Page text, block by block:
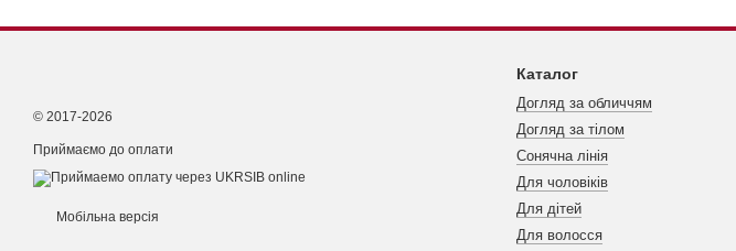
© 2017-2026
Приймаємо до оплати
Мобільна версія
Каталог
Догляд за обличчям
Догляд за тілом
Сонячна лінія
Для чоловіків
Для дітей
Для волосся